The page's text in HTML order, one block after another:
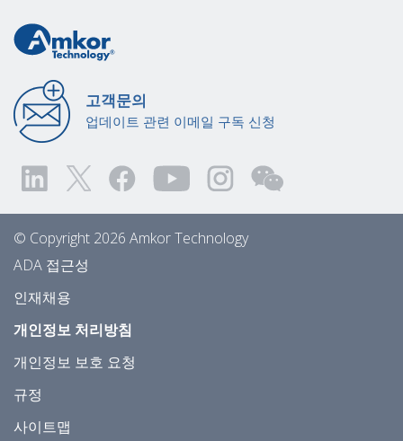
고객문의
업데이트 관련 이메일 구독 신청
© Copyright 2026 Amkor Technology
ADA 접근성
인재채용
개인정보 처리방침
개인정보 보호 요청
규정
사이트맵